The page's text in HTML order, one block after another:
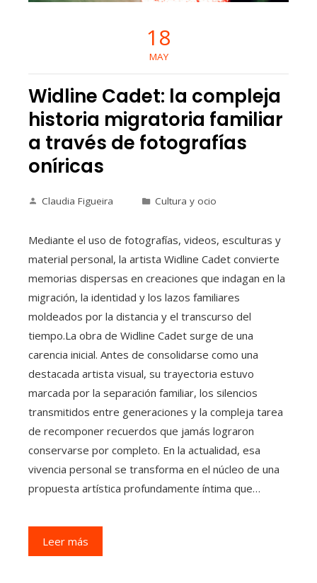
18
MAY
Widline Cadet: la compleja
historia migratoria familiar
a través de fotografías
oníricas
Claudia Figueira Cultura y ocio
Mediante el uso de fotografías, videos, esculturas y
material personal, la artista Widline Cadet convierte
memorias dispersas en creaciones que indagan en la
migración, la identidad y los lazos familiares
moldeados por la distancia y el transcurso del
tiempo.La obra de Widline Cadet surge de una
carencia inicial. Antes de consolidarse como una
destacada artista visual, su trayectoria estuvo
marcada por la separación familiar, los silencios
transmitidos entre generaciones y la compleja tarea
de recomponer recuerdos que jamás lograron
conservarse por completo. En la actualidad, esa
vivencia personal se transforma en el núcleo de una
propuesta artística profundamente íntima que…
Leer más